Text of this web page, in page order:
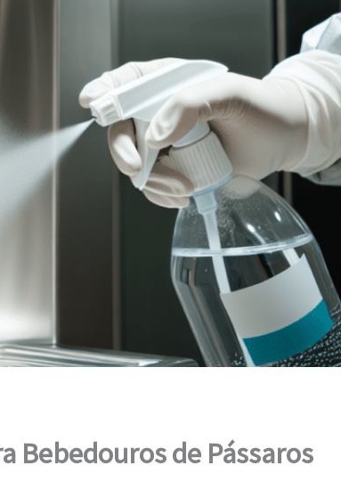
Bebedouros de Pássaros